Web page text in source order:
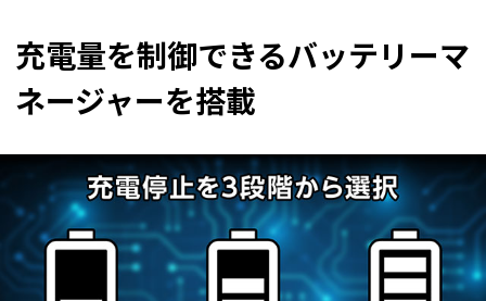
充電量を制御できるバッテリーマ
ネージャーを搭載